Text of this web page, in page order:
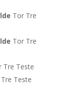
Tor Tre
Tor Tre
Tre Teste
Teste